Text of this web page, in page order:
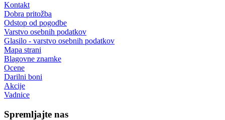
Kontakt
Dobra pritožba
Odstop od pogodbe
Varstvo osebnih podatkov
Glasilo - varstvo osebnih podatkov
Mapa strani
Blagovne znamke
Ocene
Darilni boni
Akcije
Vadnice
Spremljajte nas